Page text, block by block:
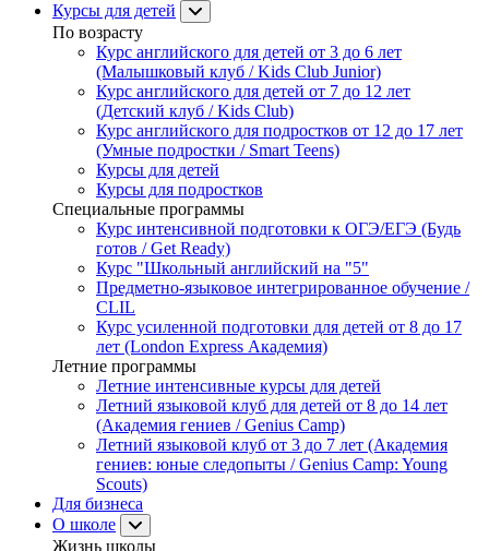
Курсы для детей
По возрасту
Курс английского для детей от 3 до 6 лет
(Малышковый клуб / Kids Club Junior)
Курс английского для детей от 7 до 12 лет
(Детский клуб / Kids Club)
Курс английского для подростков от 12 до 17 лет
(Умные подростки / Smart Teens)
Курсы для детей
Курсы для подростков
Специальные программы
Курс интенсивной подготовки к ОГЭ/ЕГЭ (Будь
готов / Get Ready)
Курс "Школьный английский на "5"
Предметно-языковое интегрированное обучение /
CLIL
Курс усиленной подготовки для детей от 8 до 17
лет (London Express Академия)
Летние программы
Летние интенсивные курсы для детей
Летний языковой клуб для детей от 8 до 14 лет
(Академия гениев / Genius Camp)
Летний языковой клуб от 3 до 7 лет (Академия
гениев: юные следопыты / Genius Camp: Young
Scouts)
Для бизнеса
О школе
Жизнь школы